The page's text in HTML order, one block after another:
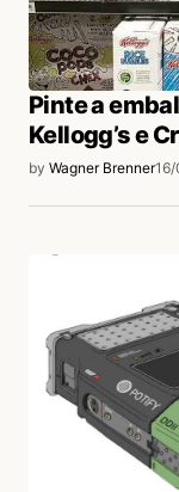
Pinte a
Kellogg’s e
by Wagner Brenner